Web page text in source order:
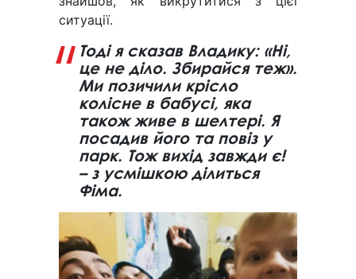
ситуації.
Тоді я сказав Владику: «Ні,
це не діло. Збирайся теж».
Ми позичили крісло
колісне в бабусі, яка
також живе в шелтері. Я
посадив його та повіз у
парк. Тож вихід завжди є!
– з усмішкою ділиться
Фіма.